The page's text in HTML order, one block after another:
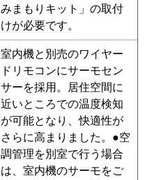
みまもりキット」の取付
けが必要です。
室内機と別売のワイヤー
ドリモコンにサーモセン
サーを採用。居住空間に
近いところでの温度検知
が可能となり、快適性が
さらに高まりました。●空
調管理を別室で行う場合
は、室内機のサーモをご